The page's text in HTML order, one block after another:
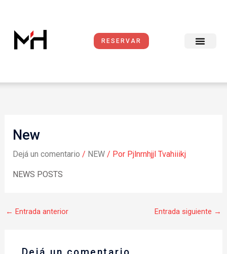
contenido
RESERVAR
New
Dejá un comentario / NEW/ Por Pjlnrnhjjl Tvahiiikj
NEWS POSTS
← Entrada anterior Entrada siguiente →